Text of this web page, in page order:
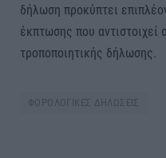
δήλωση προκύπτει
έκπτωσης που αντιστοιχεί
τροποποιητικής δήλωσης.
ΦΟΡΟΛΟΓΙΚΕΣ ΔΗΛΩΣΕΙΣ